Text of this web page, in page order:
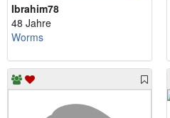
Ibrahim78
48 Jahre
Worms